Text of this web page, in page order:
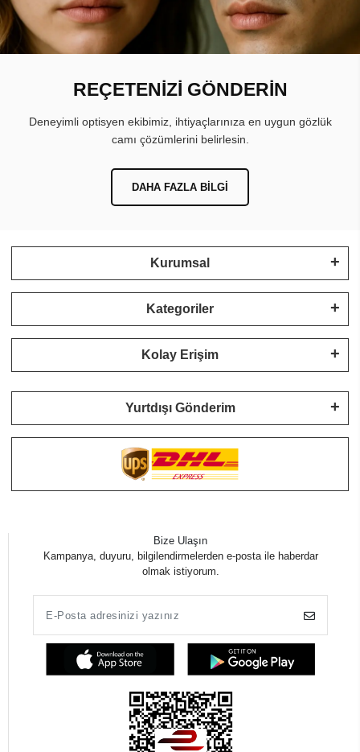
REÇETENİZİ GÖNDERİN
Deneyimli optisyen ekibimiz, ihtiyaçlarınıza en uygun gözlük
camı çözümlerini belirlesin.
DAHA FAZLA BILGI
Kurumsal
Kategoriler
Kolay Erişim
Yurtdışı Gönderim
Bize Ulaşın
Kampanya, duyuru, bilgilendirmelerden e-posta ile haberdar
olmak istiyorum.